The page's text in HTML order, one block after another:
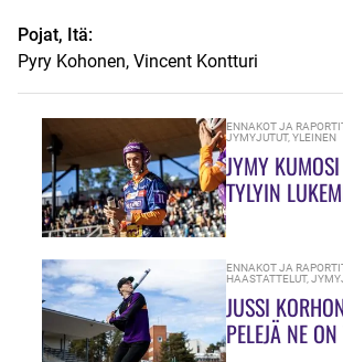
Pojat, Itä:
Pyry Kohonen, Vincent Kontturi
ENNAKOT JA
JYMYJUTUT,YLEINEN
JYMY
TYLYIN
ENNAKOT JA
HAASTATTELUT,
JUSSI
PELEJÄ NE